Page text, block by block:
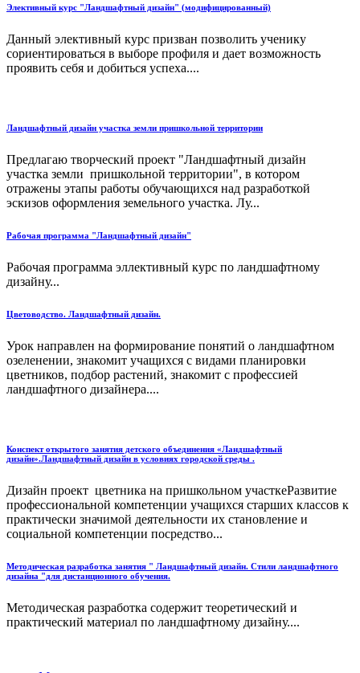
Элективный курс "Ландшафтный дизайн" (модифицированный)
Данный элективный курс призван позволить ученику
сориентироваться в выборе профиля и дает возможность
проявить себя и добиться успеха....
Ландшафтный дизайн участка земли пришкольной территории
Предлагаю творческий проект "Ландшафтный дизайн
участка земли пришкольной территории", в котором
отражены этапы работы обучающихся над разработкой
эскизов оформления земельного участка. Лу...
Рабочая программа "Ландшафтный дизайн"
Рабочая программа эллективный курс по ландшафтному
дизайну...
Цветоводство. Ландшафтный дизайн.
Урок направлен на формирование понятий о ландшафтном
озеленении, знакомит учащихся с видами планировки
цветников, подбор растений, знакомит с профессией
ландшафтного дизайнера....
Конспект открытого занятия детского объединения «Ландшафтный
дизайн».Ландшафтный дизайн в условиях городской среды .
Дизайн проект цветника на пришкольном участкеРазвитие
профессиональной компетенции учащихся старших классов к
практически значимой деятельности их становление и
социальной компетенции посредство...
Методическая разработка занятия " Ландшафтный дизайн. Стили ландшафтного
дизайна "для дистанционного обучения.
Методическая разработка содержит теоретический и
практический материал по ландшафтному дизайну....